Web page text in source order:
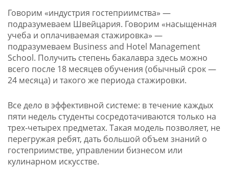
Говорим «индустрия гостеприимства» —
подразумеваем Швейцария. Говорим «насыщенная
учеба и оплачиваемая стажировка» —
подразумеваем Business and Hotel Management
School. Получить степень бакалавра здесь можно
всего после 18 месяцев обучения (обычный срок —
24 месяца) и такого же периода стажировки.
Все дело в эффективной системе: в течение каждых
пяти недель студенты сосредотачиваются только на
трех-четырех предметах. Такая модель позволяет, не
перегружая ребят, дать большой объем знаний о
гостеприимстве, управлении бизнесом или
кулинарном искусстве.